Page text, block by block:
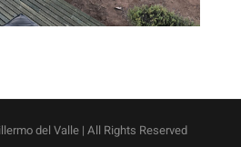
del Valle | All Rights Reserved